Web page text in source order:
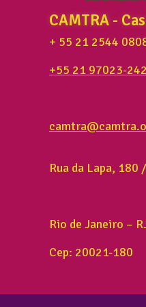
CAMTRA -
+ 55 21 2544
+55 21 97023-
Rua da Lapa,
Rio de Janeiro –
Cep: 20021-180